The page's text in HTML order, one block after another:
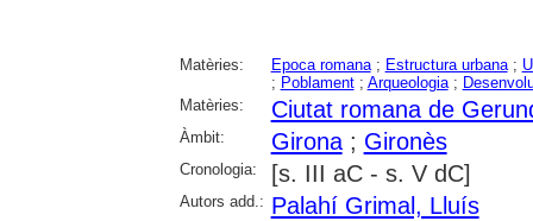
Matèries: Epoca romana; Estructura urbana;
; Poblament; Arqueologia;
Matèries:
Ciutat romana de
Àmbit: Girona; Gironès
Cronologia: [s. III aC - s. V dC]
Autors add.: Palahí Grimal, Lluís